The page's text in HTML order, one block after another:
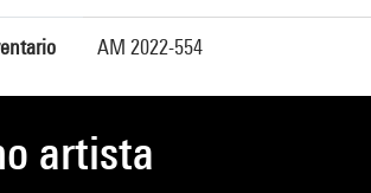
AM 2022-554
artista